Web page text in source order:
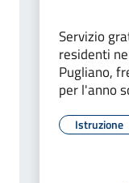
Servizio
residenti
Pugliano,
per l'anno
Istruzione